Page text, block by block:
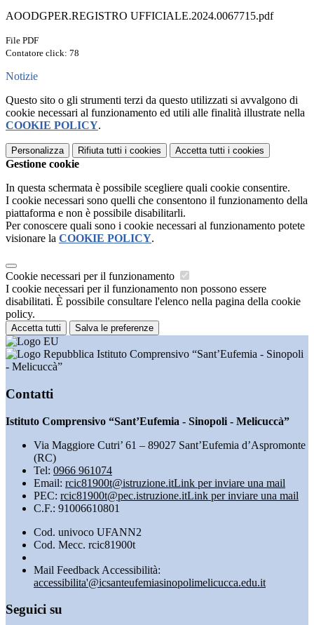
AOODGPER.REGISTRO UFFICIALE.2024.0067715.pdf
File PDF
Contatore click: 78
Notizie
Questo sito o gli strumenti terzi da questo utilizzati si avvalgono di
cookie necessari al funzionamento ed utili alle finalità illustrate nella
COOKIE POLICY.
Personalizza Rifiuta tutti i cookies Accetta tutti i cookies
Gestione cookie
In questa schermata è possibile scegliere quali cookie consentire.
I cookie necessari sono quelli che consentono il funzionamento della
piattaforma e non è possibile disabilitarli.
Per conoscere quali sono i cookie necessari al funzionamento potete
visionare la COOKIE POLICY.
Cookie necessari per il funzionamento
I cookie necessari per il funzionamento non possono essere
disabilitati. È possibile consultare l'elenco nella pagina della cookie
policy.
Accetta tutti Salva le preferenze
Istituto Comprensivo “Sant’Eufemia - Sinopoli
- Melicuccà”
Contatti
Istituto Comprensivo “Sant’Eufemia - Sinopoli - Melicuccà”
Via Maggiore Cutri’ 61 – 89027 Sant’Eufemia d’Aspromonte
(RC)
Tel: 0966 961074
Email: rcic81900t@istruzione.itLink per inviare una mail
PEC: rcic81900t@pec.istruzione.itLink per inviare una mail
C.F.: 91006610801
Cod. univoco UFANN2
Cod. Mecc. rcic81900t
Mail Feedback Accessibilità:
accessibilita'@icsanteufemiasinopolimelicucca.edu.it
Seguici su